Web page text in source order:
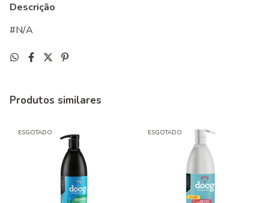
Descrição
#N/A
Produtos similares
ESGOTADO ESGOTADO